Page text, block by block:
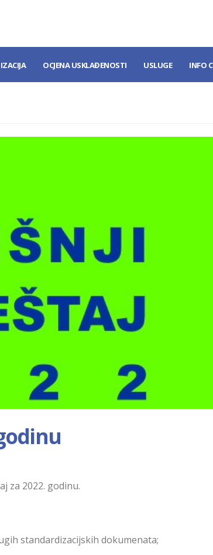
OCJENA USKLAĐENOSTI USLUGE INFO
za 2022. godinu.
standardizacijskih dokumenata;